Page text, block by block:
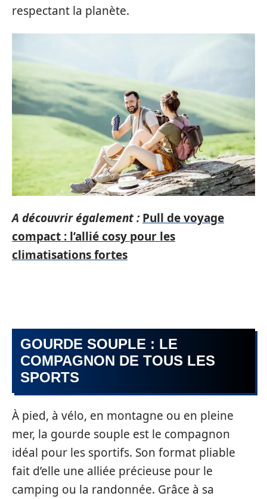
respectant la planète.
A découvrir également : Pull de voyage
compact : l’allié cosy pour les
climatisations fortes
GOURDE SOUPLE : LE
COMPAGNON DE TOUS LES
SPORTS
À pied, à vélo, en montagne ou en pleine
mer, la gourde souple est le compagnon
idéal pour les sportifs. Son format pliable
fait d’elle une alliée précieuse pour le
camping ou la randonnée. Grâce à sa